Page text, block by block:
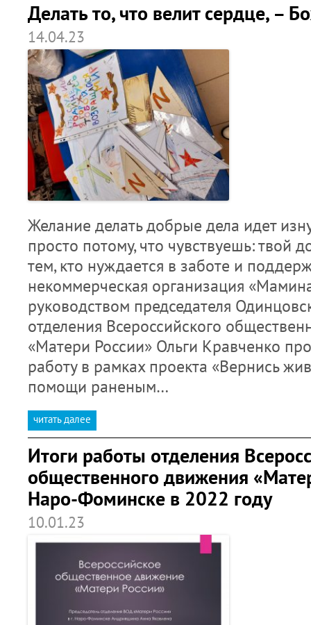
Делать то, что велит сердце, –
14.04.23
Желание делать добрые дела идет
просто потому, что чувствуешь: твой
тем, кто нуждается в заботе и
некоммерческая организация
руководством председателя
отделения Всероссийского
«Матери России» Ольги Кравченко
работу в рамках проекта «Вернись
помощи раненым…
читать далее
Итоги работы отделения
общественного движения
Наро-Фоминске в 2022 году
10.01.23